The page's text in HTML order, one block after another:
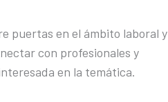
puertas en el ámbito laboral y
con profesionales y
en la temática.